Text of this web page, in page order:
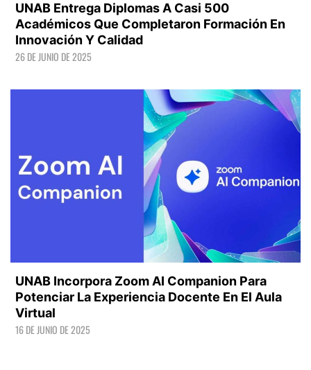
UNAB Entrega Diplomas A Casi 500
Académicos Que Completaron Formación En
Innovación Y Calidad
26 DE JUNIO DE 2025
UNAB Incorpora Zoom AI Companion Para
Potenciar La Experiencia Docente En El Aula
Virtual
16 DE JUNIO DE 2025